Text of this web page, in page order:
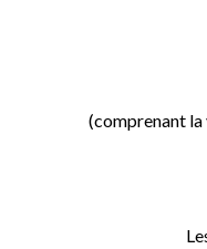
(comprenant